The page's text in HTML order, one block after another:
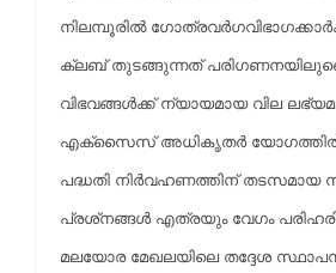
നിലമ്പൂരില്‍
ക്ലബ് തുടങ്ങുന്നത്
വിഭവങ്ങള്‍ക്ക് ന്യായമായ വില
എക്സൈസ് അധികൃതര്‍ യോഗത്തില്‍
പദ്ധതി നിര്‍വഹണത്തിന് തടസമായ
പ്രശ്‌നങ്ങള്‍ എത്രയും വേഗം
മലയോര മേഖലയിലെ തദ്ദേശ